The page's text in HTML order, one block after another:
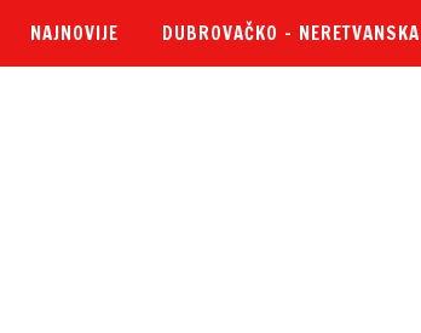
NAJNOVIJE DUBROVAČKO – NERETVANSKA